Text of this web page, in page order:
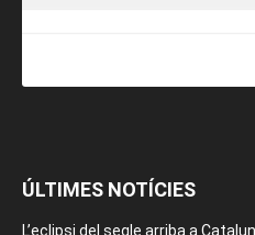
ÚLTIMES NOTÍCIES
L’eclipsi del segle arriba a